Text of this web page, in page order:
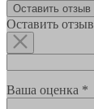
Оставить отзыв
Оставить отзыв
Ваша оценка *